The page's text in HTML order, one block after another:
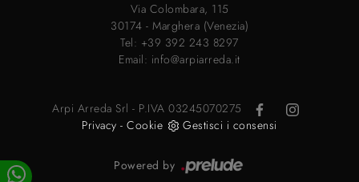
Via Colombara, 115
30174 - Marghera (Venezia)
Tel: +39 392 243 8297
Email: info@arpiarreda.it
Arpi Arreda Srl - P.IVA 03245070275
Privacy -Cookie Gestisci i consensi
Powered by